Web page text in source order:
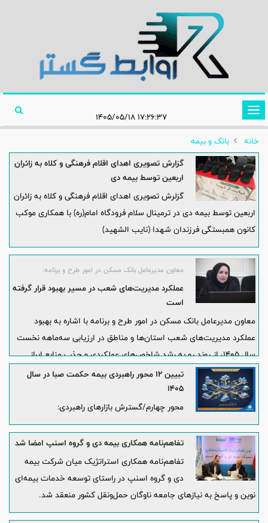
تغییر
وضعیت
ناوبری
خانه
بانک و بیمه
گزارش تصویری اهدای اقلام فرهنگی و کلاه به زائران
اربعین توسط بیمه دی
گزلرش تصویری اهدای اقلام فرهنگی و کلاه به زائران
اربعین توسط بیمه دی در ترمینال سلام فرودگاه امام(ره) با همکاری موکب
کانون همبستگی فرزندان شهدا (نایب الشهید)
معاون مدیرعامل بانک مسکن در امور طرح و برنامه:
عملکرد مدیریت‌های شعب در مسیر بهبود قرار گرفته
است
معاون مدیرعامل بانک مسکن در امور طرح و برنامه با اشاره به بهبود
عملکرد مدیریت‌های شعب استان‌ها و مناطق در ارزیابی سه‌ماهه نخست
سال ۱۴۰۵، از روند رو به رشد شاخص‌های عملکردی و جذب منابع ابراز
رضایت کرد و بر ضرورت تمرکز شعب بر جذب منابع خرد و پایدار و بهره
برداری از محصولات راهبردی بانک تأکید کرد.
️تبیین ۱۲ محور راهبردی بیمه حکمت صبا در سال
۱۴۰۵
محور چهارم/گسترش بازارهای راهبردی:
تفاهم‌نامه همکاری بیمه دی و گروه اسنپ امضا شد
تفاهم‌نامه همکاری استراتژیک میان شرکت بیمه
دی و گروه اسنپ در راستای توسعه خدمات بیمه‌ای
نوین و پاسخ به نیازهای جامعه ناوگان حمل‌ونقل کشور منعقد شد.